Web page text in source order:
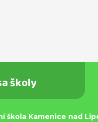
školy
škola Kamenice nad